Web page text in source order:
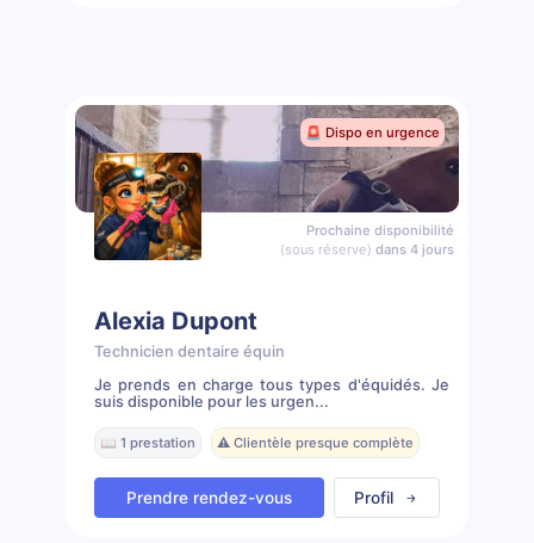
🚨 Dispo en urgence
Prochaine disponibilité
(sous réserve) dans 4 jours
Alexia Dupont
Technicien dentaire équin
Je prends en charge tous types d'équidés. Je
suis disponible pour les urgen...
📖 1 prestation ⚠️ Clientèle presque complète
Prendre rendez-vous Profil